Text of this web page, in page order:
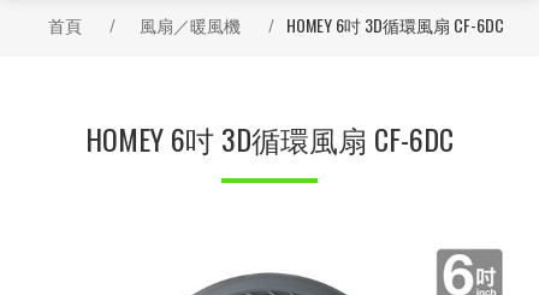
首頁 / 風扇／暖風機 / HOMEY 6吋 3D循環風扇 CF-6DC
HOMEY 6吋 3D循環風扇 CF-6DC